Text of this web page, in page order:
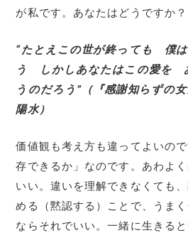
が私です。あなたはどうですか？
“たとえこの世が終っても 僕
う しかしあなたはこの愛を
うのだろう”（『感謝知らずの
陽水）
価値観も考え方も違ってよいの
存できるか」なのです。あわよ
いい。違いを理解できなくても
める（黙認する）ことで、うま
ならそれでいい。一緒に生きる